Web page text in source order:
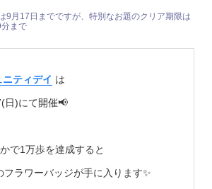
9月17日までですが、特別なお題のクリア期限は
まで
ティデイ は
日)にて開催📢
で1万歩を達成すると
フラワーバッジが手に入ります✨